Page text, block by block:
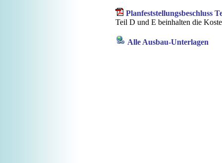
Planfeststellungsbeschluss
Teil D und E beinhalten die
Alle Ausbau-Unterlagen